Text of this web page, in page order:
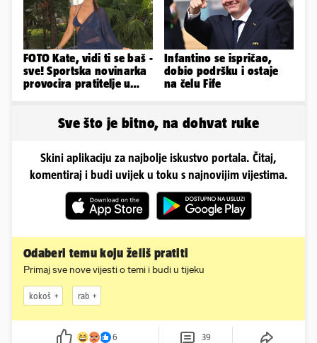
FOTO Kate, vidi ti se baš -
sve! Sportska novinarka
provocira pratitelje u
Infantino se ispričao,
dobio podršku i ostaje
na čelu Fife
Sve što je bitno, na dohvat ruke
Skini aplikaciju za najbolje iskustvo portala. Čitaj,
komentiraj i budi uvijek u toku s najnovijim vijestima.
Odaberi temu koju želiš pratiti
Primaj sve nove vijesti o temi i budi u tijeku
kokoš rab
6 39